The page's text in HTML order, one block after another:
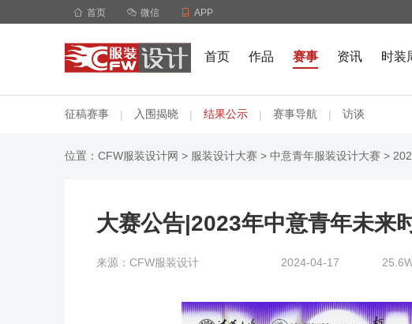
 首页  微信  APP
首页 作品 赛事 资讯 时装
征稿赛事 | 入围揭晓 | 结果公示 | 赛事导航 | 访谈
位置： CFW服装设计网 > 服装设计大赛 > 中意青年服装设计大赛 >
大赛公告|2023年中意青年未来
来源：CFW服装设计 2024-04-17